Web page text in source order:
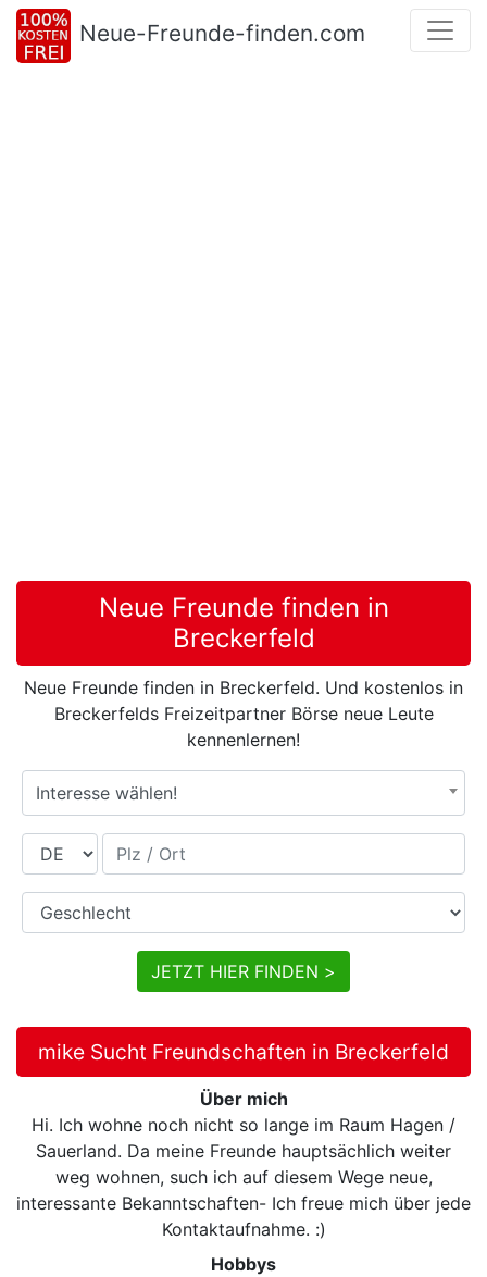
Neue-Freunde-finden.com
Neue Freunde finden in
Breckerfeld
Neue Freunde finden in Breckerfeld. Und kostenlos in
Breckerfelds Freizeitpartner Börse neue Leute
kennenlernen!
Interesse wählen!
Land Plz / Ort
Geschlecht
JETZT HIER FINDEN >
mike Sucht Freundschaften in Breckerfeld
Über mich
Hi. Ich wohne noch nicht so lange im Raum Hagen /
Sauerland. Da meine Freunde hauptsächlich weiter
weg wohnen, such ich auf diesem Wege neue,
interessante Bekanntschaften- Ich freue mich über jede
Kontaktaufnahme. :)
Hobbys